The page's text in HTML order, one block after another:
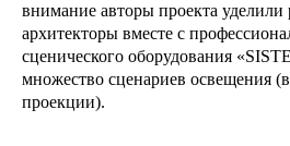
внимание авторы проекта уделили
архитекторы вместе с
сценического оборудования
множество сценариев освещения
проекции).